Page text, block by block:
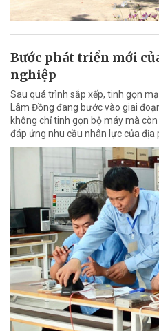
Bước phát triển mới
nghiệp
Sau quá trình sắp xếp, tinh gọn
Lâm Đồng đang bước vào giai
không chỉ tinh gọn bộ máy mà
đáp ứng nhu cầu nhân lực của địa